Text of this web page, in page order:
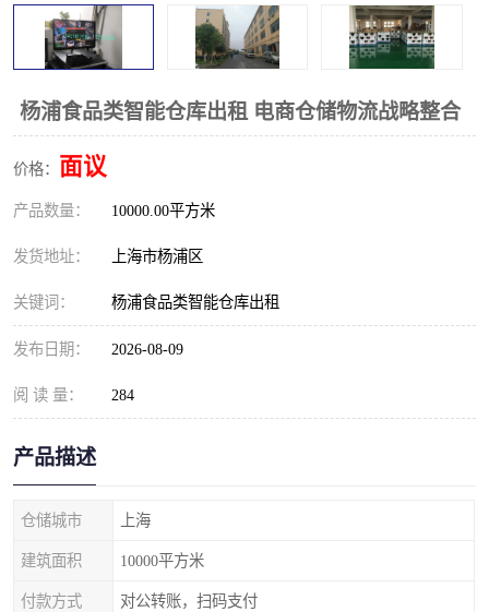
杨浦食品类智能仓库出租 电商仓储物流战略整合
价格： 面议
产品数量： 10000.00平方米
发货地址： 上海市杨浦区
关键词： 杨浦食品类智能仓库出租
发布日期： 2026-08-09
阅 读 量： 284
产品描述
仓储城市 上海
建筑面积 10000平方米
付款方式 对公转账，扫码支付